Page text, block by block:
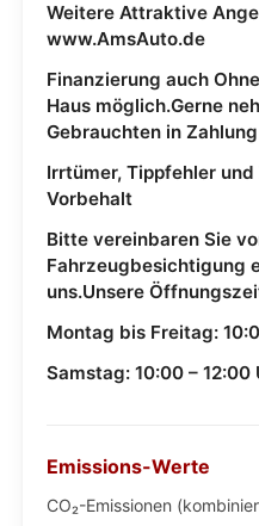
Weitere Attraktive
www.AmsAuto.de
Finanzierung auch
Haus möglich.Gerne
Gebrauchten in Zahlung
Irrtümer, Tippfehler
Vorbehalt
Bitte vereinbaren Sie
Fahrzeugbesichtigung
uns.Unsere
Montag bis Freitag:
Samstag: 10:00 – 12:00
Emissions-Werte
CO₂-Emissionen